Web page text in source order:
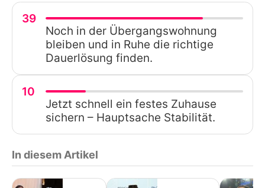
39
Noch in der Übergangswohnung
bleiben und in Ruhe die richtige
Dauerlösung finden.
10
Jetzt schnell ein festes Zuhause
sichern – Hauptsache Stabilität.
In diesem Artikel